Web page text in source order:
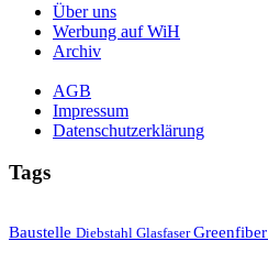
Über uns
Werbung auf WiH
Archiv
AGB
Impressum
Datenschutzerklärung
Tags
Baustelle Diebstahl GlasfaserGreenfiber